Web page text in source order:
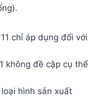
chỉ áp dụng đối với
không đề cập cụ thể
hình sản xuất